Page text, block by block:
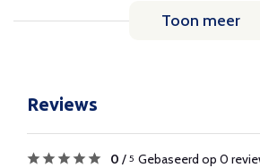
Toon meer
Reviews
0 / 5 Gebaseerd op 0